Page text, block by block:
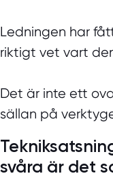
Ledningen har
riktigt vet vart
Det är inte ett
sällan på
svåra är det